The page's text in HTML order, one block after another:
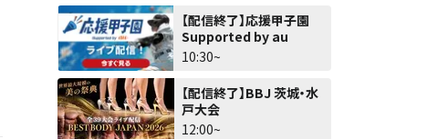
【配信終了】応援甲子園
Supported by au
10:30~
【配信終了】BBJ 茨城・水
戸大会
12:00~